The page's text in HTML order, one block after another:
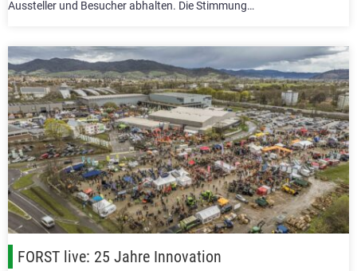
Aussteller und Besucher abhalten. Die Stimmung…
FORST live: 25 Jahre Innovation